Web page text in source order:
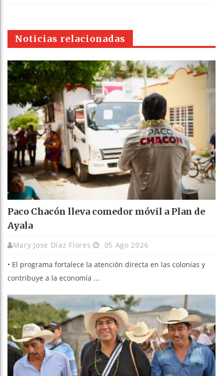
pt
Noticias relacionadas
Paco Chacón lleva comedor móvil a Plan de
Ayala
Mary Jose Díaz Flores 05 Ago 2026
• El programa fortalece la atención directa en las colonias y
contribuye a la economía ...